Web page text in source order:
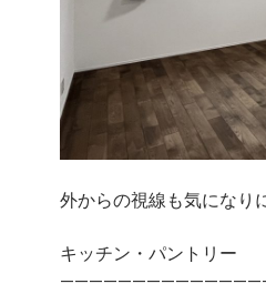
外からの視線も気になり
キッチン・パントリー